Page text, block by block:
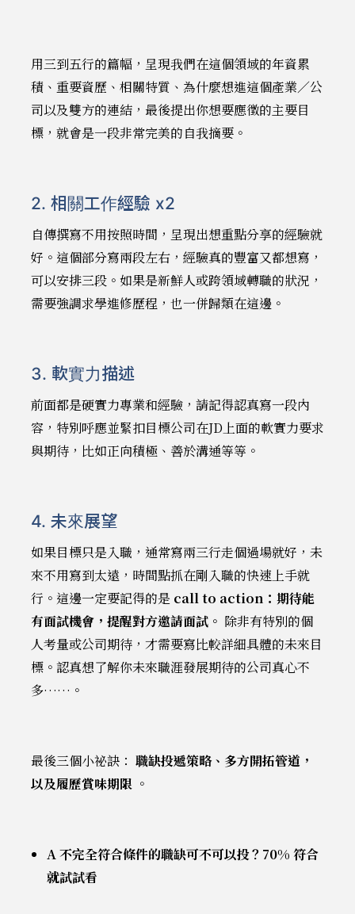
用三到五行的篇幅，呈現我們在這個領域的年資累
積、重要資歷、相關特質、為什麼想進這個產業／公
司以及雙方的連結，最後提出你想要應徵的主要目
標，就會是一段非常完美的自我摘要。
2. 相關工作經驗 x2
自傳撰寫不用按照時間，呈現出想重點分享的經驗就
好。這個部分寫兩段左右，經驗真的豐富又都想寫，
可以安排三段。如果是新鮮人或跨領域轉職的狀況，
需要強調求學進修歷程，也一併歸類在這邊。
3. 軟實力描述
前面都是硬實力專業和經驗，請記得認真寫一段內
容，特別呼應並緊扣目標公司在JD上面的軟實力要求
與期待，比如正向積極、善於溝通等等。
4. 未來展望
如果目標只是入職，通常寫兩三行走個過場就好，未
來不用寫到太遠，時間點抓在剛入職的快速上手就
行。這邊一定要記得的是 call to action：期待能
有面試機會，提醒對方邀請面試。 除非有特別的個
人考量或公司期待，才需要寫比較詳細具體的未來目
標。認真想了解你未來職涯發展期待的公司真心不
多……。
最後三個小祕訣： 職缺投遞策略、多方開拓管道，
以及履歷賞味期限。
A 不完全符合條件的職缺可不可以投？70% 符合
就試試看